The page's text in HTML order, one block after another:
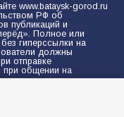
www.bataysk-gorod.ru
РФ об
публикаций и
Полное или
гиперссылки на
должны
отправке
при общении на